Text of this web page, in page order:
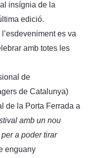
insígnia de la
edició.
es va
amb totes les
de
de Catalunya)
de la Porta Ferrada a
amb un nou
a poder tirar
enguany